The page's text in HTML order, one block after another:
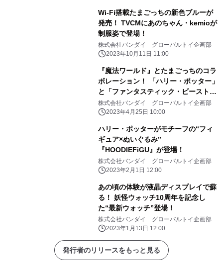
Wi-Fi搭載たまごっちの新色ブルーが
発売！ TVCMにあのちゃん・kemioが
制服姿で登場！
株式会社バンダイ グローバルトイ企画部
2023年10月11日 11:00
『魔法ワールド』とたまごっちのコラ
ボレーション！ 「ハリー・ポッター」
と「ファンタスティック・ビースト」
に 登場する魔法生物25種をお世話し
よう！
株式会社バンダイ グローバルトイ企画部
2023年4月25日 10:00
ハリー・ポッターがモチーフの“フィ
ギュア×ぬいぐるみ”
『HOODIEFiGU』が登場！
株式会社バンダイ グローバルトイ企画部
2023年2月1日 12:00
あの頃の体験が液晶ディスプレイで蘇
る！ 妖怪ウォッチ10周年を記念し
た“最新ウォッチ”登場！
株式会社バンダイ グローバルトイ企画部
2023年1月13日 12:00
発行者のリリースをもっと見る